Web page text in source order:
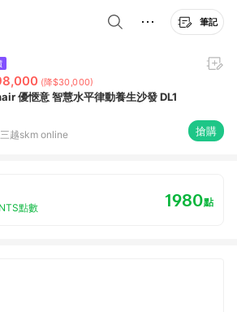
筆記
(降$30,000)
優愜意 智慧水平律動養生沙發 DL1
越skm online 搶購
點數 1980點